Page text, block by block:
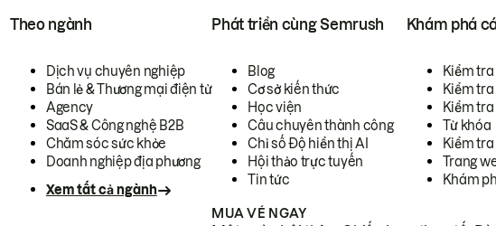
Theo ngành
Dịch vụ chuyên nghiệp
Bán lẻ & Thương mại điện tử
Agency
SaaS & Công nghệ B2B
Chăm sóc sức khỏe
Doanh nghiệp địa phương
Xem tất cả ngành
Phát triển cùng Semrush
Blog
Cơ sở kiến thức
Học viện
Câu chuyên thành công
Chỉ số Độ hiển thị AI
Hội thảo trực tuyến
Tin tức
Khám phá
Kiểm
Kiểm tra
Kiểm
Từ khóa
Kiểm
Trang
Khám
MUA VÉ NGAY